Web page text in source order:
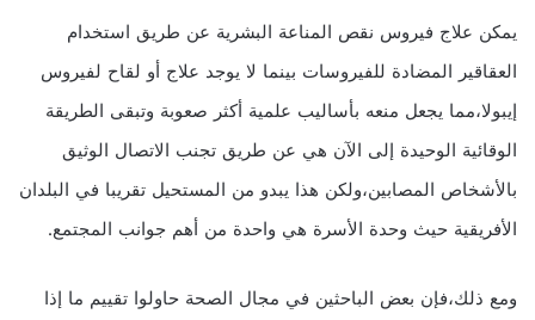
يمكن علاج فيروس نقص المناعة البشرية عن طريق استخدام
العقاقير المضادة للفيروسات بينما لا يوجد علاج أو لقاح لفيروس
إيبولا،مما يجعل منعه بأساليب علمية أكثر صعوبة وتبقى الطريقة
الوقائية الوحيدة إلى الآن هي عن طريق تجنب الاتصال الوثيق
بالأشخاص المصابين،ولكن هذا يبدو من المستحيل تقريبا في البلدان
الأفريقية حيث وحدة الأسرة هي واحدة من أهم جوانب المجتمع.
ومع ذلك،فإن بعض الباحثين في مجال الصحة حاولوا تقييم ما إذا